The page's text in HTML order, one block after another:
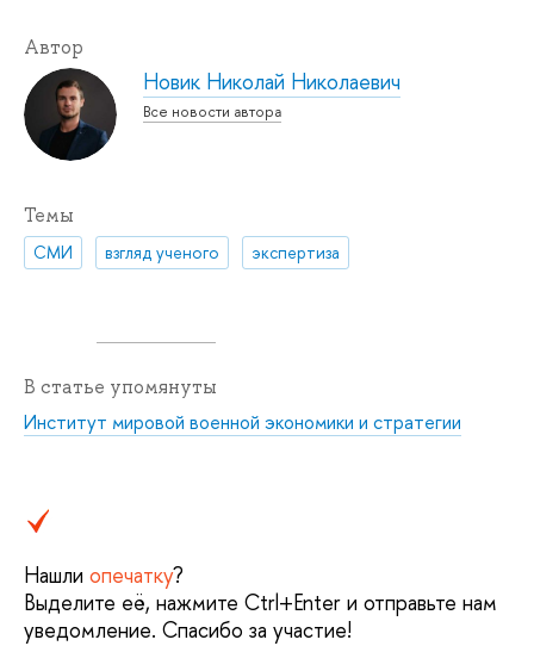
Автор
Новик Николай Николаевич
Все новости автора
Темы
СМИ взгляд ученого экспертиза
В статье упомянуты
Институт мировой военной экономики и стратегии
Нашли опечатку?
Выделите её, нажмите Ctrl+Enter и отправьте нам
уведомление. Спасибо за участие!